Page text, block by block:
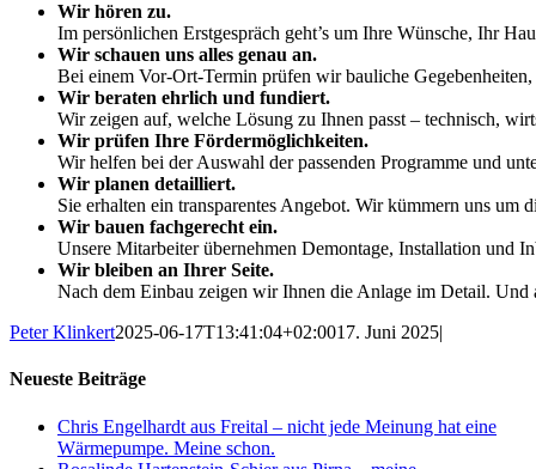
Wir hören zu.
Im persönlichen Erstgespräch geht’s um Ihre Wünsche, Ihr
Wir schauen uns alles genau an.
Bei einem Vor-Ort-Termin prüfen wir bauliche
Wir beraten ehrlich und fundiert.
Wir zeigen auf, welche Lösung zu Ihnen passt – technisch,
Wir prüfen Ihre Fördermöglichkeiten.
Wir helfen bei der Auswahl der passenden Programme und
Wir planen detailliert.
Sie erhalten ein transparentes Angebot. Wir kümmern uns
Wir bauen fachgerecht ein.
Unsere Mitarbeiter übernehmen Demontage, Installation und
Wir bleiben an Ihrer Seite.
Nach dem Einbau zeigen wir Ihnen die Anlage im Detail.
Peter Klinkert2025-06-17T13:41:04+02:0017. Juni 2025|
Neueste Beiträge
Chris Engelhardt aus Freital – nicht jede Meinung hat eine
Wärmepumpe. Meine schon.